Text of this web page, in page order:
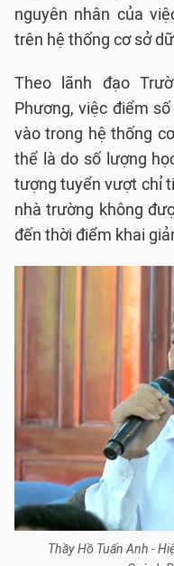
nguyên nhân của
trên hệ thống cơ sở
Theo lãnh đạo
Phương, việc điểm
vào trong hệ thống
thể là do số lượng
tượng tuyển vượt chỉ
nhà trường không
đến thời điểm khai
Thầy Hồ Tuấn Anh -